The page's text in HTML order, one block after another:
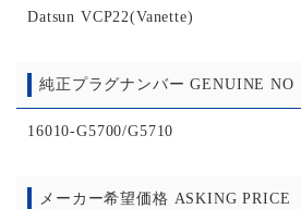
Datsun VCP22(Vanette)
純正プラグナンバー GENUINE NO
16010-G5700/G5710
メーカー希望価格 ASKING PRICE